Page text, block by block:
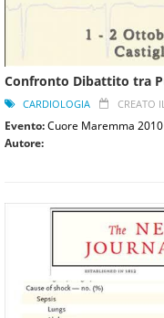
Confronto Dibattito tra
CARDIOLOGIA CREATO
Evento:Cuore Maremma 2010
Autore: